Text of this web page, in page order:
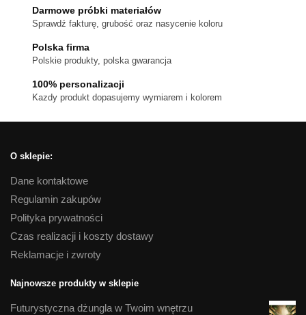
wybrać
na
produktu
Darmowe próbki materiałów
Sprawdź fakturę, grubość oraz nasycenie koloru
Polska firma
Polskie produkty, polska gwarancja
100% personalizacji
Kazdy produkt dopasujemy wymiarem i kolorem
O sklepie:
Dane kontaktowe
Regulamin zakupów
Polityka prywatności
Czas realizacji i koszty dostawy
Reklamacje i zwroty
Najnowsze produkty w sklepie
Futurystyczna dżungla w Twoim wnętrzu